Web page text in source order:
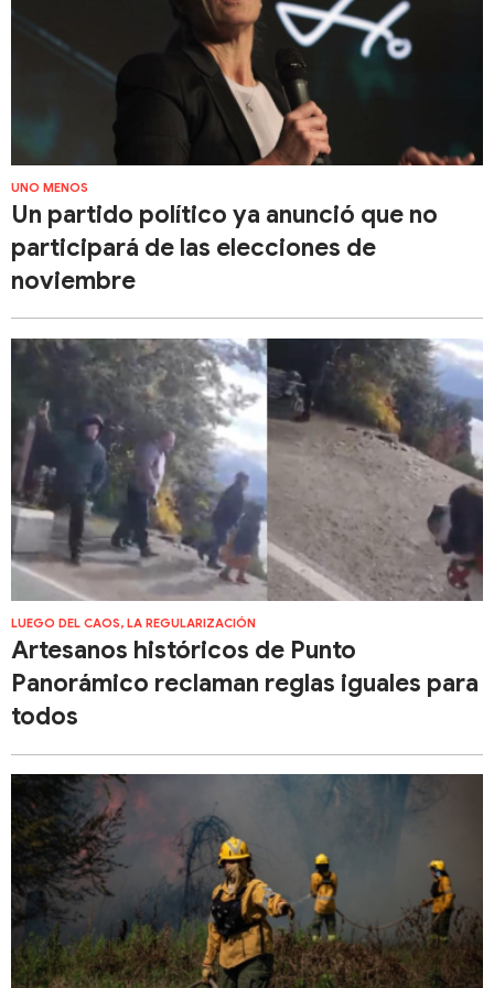
UNO MENOS
Un partido político ya anunció que no
participará de las elecciones de
noviembre
LUEGO DEL CAOS, LA REGULARIZACIÓN
Artesanos históricos de Punto
Panorámico reclaman reglas iguales para
todos